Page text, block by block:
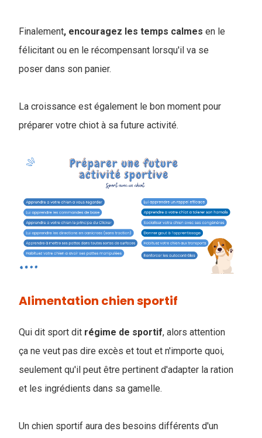
Finalement, encouragez les temps calmes en le
félicitant ou en le récompensant lorsqu'il va se
poser dans son panier.
La croissance est également le bon moment pour
préparer votre chiot à sa future activité.
Alimentation chien sportif
Qui dit sport dit régime de sportif, alors attention
ça ne veut pas dire excès et tout et n'importe quoi,
seulement qu'il peut être pertinent d'adapter la ration
et les ingrédients dans sa gamelle.
Un chien sportif aura des besoins différents d'un